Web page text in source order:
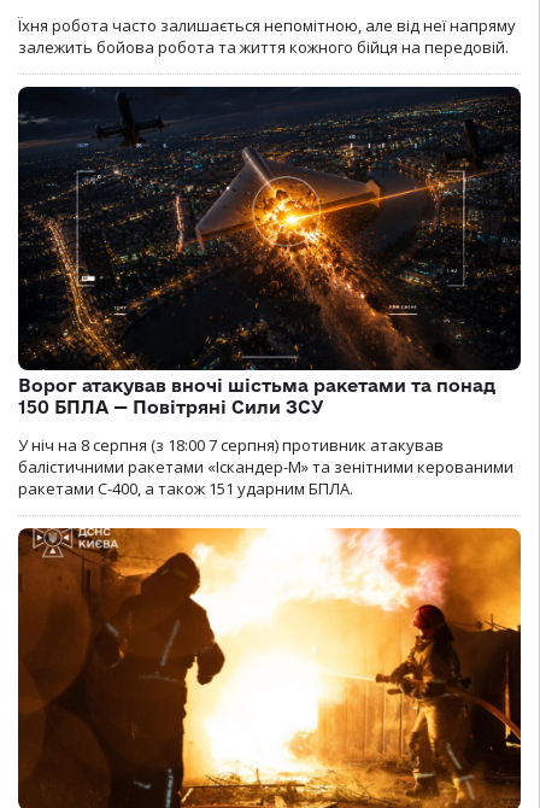
Їхня робота часто залишається непомітною, але від неї напряму
залежить бойова робота та життя кожного бійця на передовій.
Ворог атакував вночі шістьма ракетами та понад
150 БПЛА — Повітряні Сили ЗСУ
У ніч на 8 серпня (з 18:00 7 серпня) противник атакував
балістичними ракетами «Іскандер-М» та зенітними керованими
ракетами С-400, а також 151 ударним БПЛА.